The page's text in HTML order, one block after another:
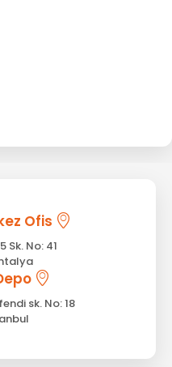
Ofis
Sk. No: 41
sk. No: 18